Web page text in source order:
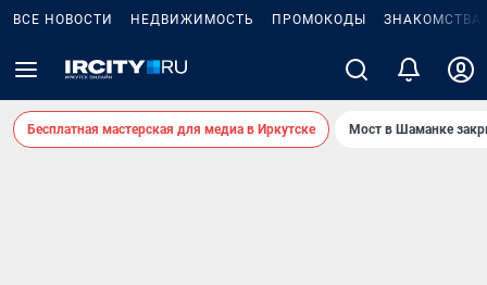
ВСЕ НОВОСТИ НЕДВИЖИМОСТЬ ПРОМОКОДЫ ЗНАКОМСТВА
Бесплатная мастерская для медиа в Иркутске Мост в Шаманке